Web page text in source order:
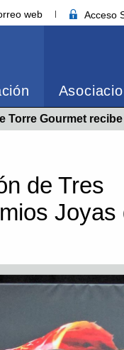
web Acceso
Gourmet recibe la distinción de Tres Estrellas a
de Tres
Joyas